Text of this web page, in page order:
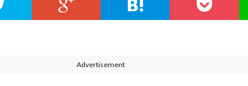
Advertisement